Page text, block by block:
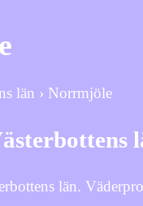
län › Norrmjöle
län.